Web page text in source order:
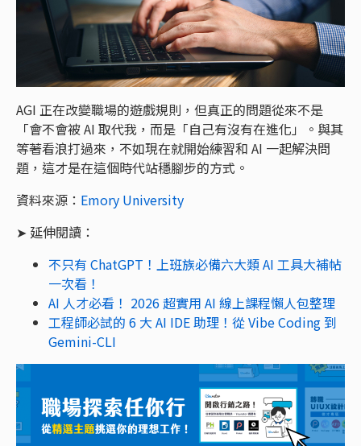
AGI 正在改變職場的遊戲規則，但真正的問題從來不是
「會不會被 AI 取代我，而是「自己有沒有在進化」。與其
等著看浪打過來，不如現在就開始練習和 AI 一起解決問
題，這才是在這個時代站穩腳步的方式。
資料來源： Emory University
➤ 延伸閱讀：
不只有 ChatGPT！上班族必備六大類 AI 工具大補帖
一次看！
AI 人才必看！ 2026 超實用 AI 線上課程懶人包整理
工程師必試的 6 大 AI IDE 助理！從 Vibe Coding 到
Gemini-CLI